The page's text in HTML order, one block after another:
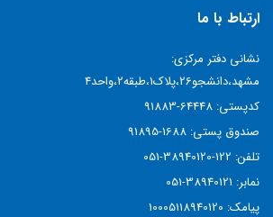
ارتباط با ما
نشانی دفتر مرکزی:
مشهد،دانشجو26،پلاک1،طبقه2،واحد4
کدپستی:
صندوق پستی:
تلفن:
نمابر:
پیامک: